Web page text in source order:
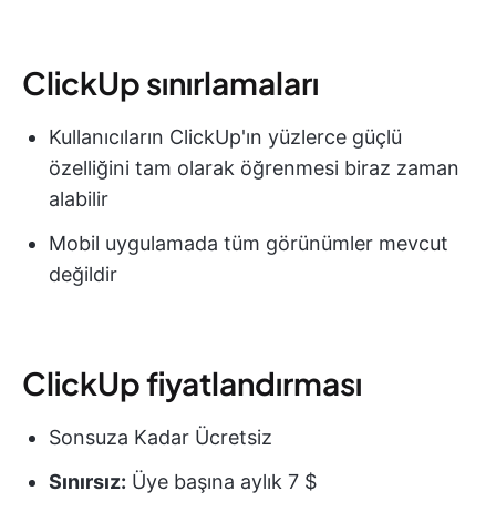
ClickUp sınırlamaları
Kullanıcıların ClickUp'ın yüzlerce güçlü
özelliğini tam olarak öğrenmesi biraz zaman
alabilir
Mobil uygulamada tüm görünümler mevcut
değildir
ClickUp fiyatlandırması
Sonsuza Kadar Ücretsiz
Sınırsız: Üye başına aylık 7 $